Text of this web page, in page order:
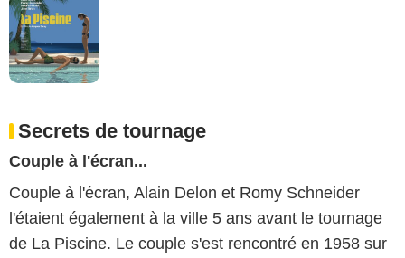
Secrets de tournage
Couple à l'écran...
Couple à l'écran, Alain Delon et Romy Schneider
l'étaient également à la ville 5 ans avant le tournage
de La Piscine. Le couple s'est rencontré en 1958 sur